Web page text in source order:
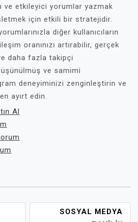
ve etkileyici yorumlar yazmak
için etkili bir stratejidir.
diğer kullanıcıların
oranınızı artırabilir, gerçek
daha fazla takipçi
ve samimi
deneyiminizi zenginleştirin ve
ayırt edin.
Al
SOSYAL MEDYA